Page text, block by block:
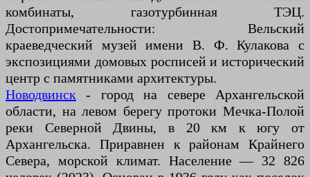
комбинаты, газотурбинная ТЭЦ.
Достопримечательности: Вельский
краеведческий музей имени В. Ф. Кулакова с
экспозициями домовых росписей и исторический
центр с памятниками архитектуры.
Новодвинск - город на севере Архангельской
области, на левом берегу протоки Мечка-Полой
реки Северной Двины, в 20 км к югу от
Архангельска. Приравнен к районам Крайнего
Севера, морской климат. Население — 32 826